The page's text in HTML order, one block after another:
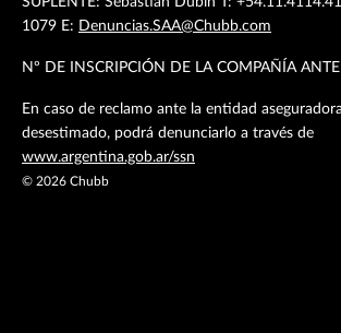
1079 E: Denuncias.SAA@Chubb.com
Nº DE INSCRIPCIÓN DE LA COMPAÑÍA
En caso de reclamo ante la entidad
desestimado, podrá denunciarlo a través de
www.argentina.gob.ar/ssn
© 2026 Chubb